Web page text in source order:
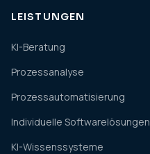
LEISTUNGEN
KI-Beratung
Prozessanalyse
Prozessautomatisierung
Individuelle Softwarelösungen
KI-Wissenssysteme